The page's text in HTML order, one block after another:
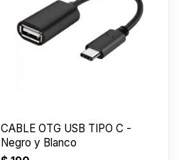
CABLE OTG USB TIPO C -
Negro y Blanco